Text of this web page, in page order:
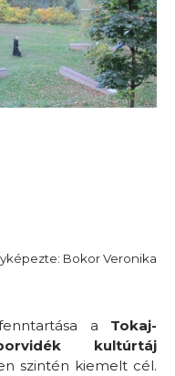
Bokor Veronika
a Tokaj-
kultúrtáj
szintén kiemelt cél.